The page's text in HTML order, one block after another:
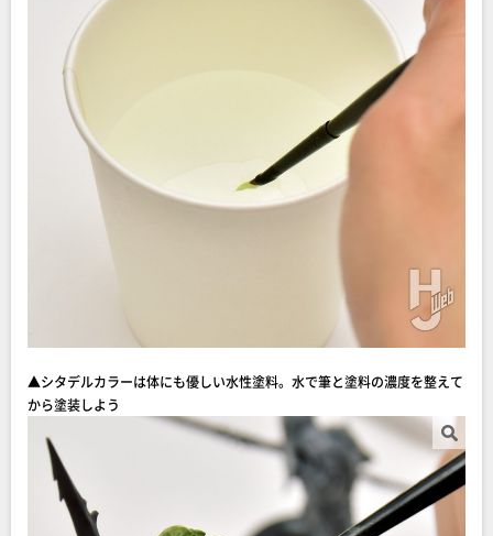
▲シタデルカラーは体にも優しい水性塗料。水で筆と塗料の濃度を整えて
から塗装しよう